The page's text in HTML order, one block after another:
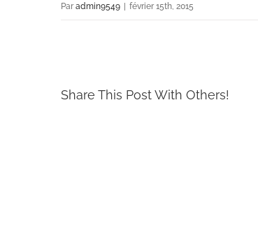
Par admin9549 | février 15th, 2015
Share This Post With Others!